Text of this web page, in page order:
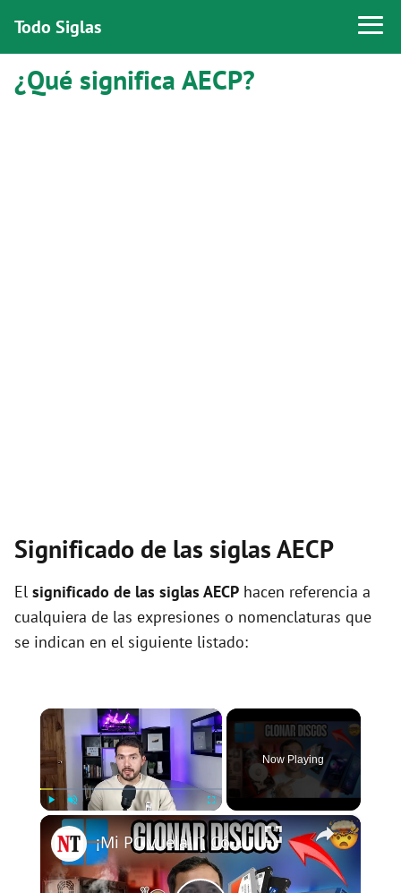
Todo Siglas
¿Qué significa AECP?
Significado de las siglas AECP
El significado de las siglas AECP hacen referencia a
cualquiera de las expresiones o nomenclaturas que
se indican en el siguiente listado:
×
Play Unmute Fullscreen
Now Playing
×
¡Mi PC vuela! | Cómo clonar disco y migrar Windows a un SSD sin perder nada 2026